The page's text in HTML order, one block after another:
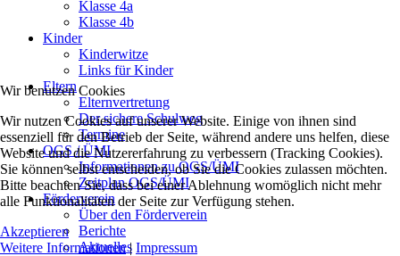
Klasse 4a
Klasse 4b
Kinder
Kinderwitze
Links für Kinder
Eltern
Elternvertretung
Der sichere Schulweg
Termine
OGS / ÜMI
Informationen zu OGS/ÜMI
Zeitplan OGS/ÜMI
Förderverein
Über den Förderverein
Berichte
Aktuelles
Wir benutzen Cookies
Wir nutzen Cookies auf unserer Website. Einige von ihnen sind
essenziell für den Betrieb der Seite, während andere uns helfen, diese
Website und die Nutzererfahrung zu verbessern (Tracking Cookies).
Sie können selbst entscheiden, ob Sie die Cookies zulassen möchten.
Bitte beachten Sie, dass bei einer Ablehnung womöglich nicht mehr
alle Funktionalitäten der Seite zur Verfügung stehen.
Akzeptieren
Weitere Informationen| Impressum